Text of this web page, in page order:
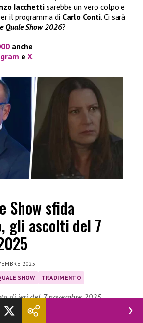
Iacchetti sarebbe un vero colpo e
il programma di Carlo Conti. Ci sarà
Quale Show 2026?
anche
e X.
Show sfida
gli ascolti del 7
2025
SHOW TRADIMENTO
di ieri del 7 novembre 2025
venerdìsera tra